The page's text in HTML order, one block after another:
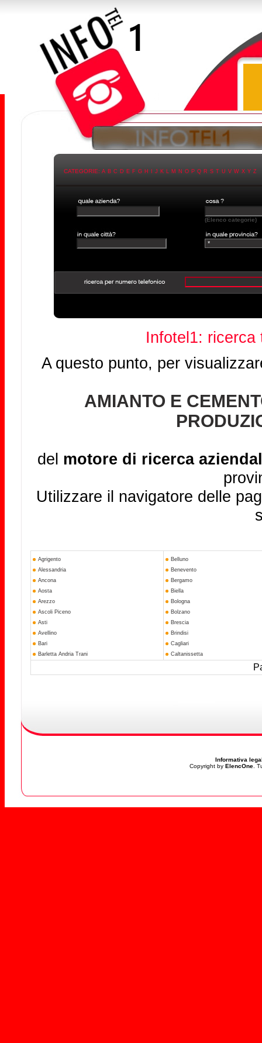
CATEGORIE: A B C D E F G H J K L M N O P Q R S T U V W X Y Z
(Elenco categorie)
Infotel1: ricerca
A questo punto, per
AMIANTO E
del motore di ricerca
Utilizzare il navigatore delle
Agrigento
Alessandria
Ancona
Aosta
Arezzo
Ascoli Piceno
Asti
Avellino
Bari
Barletta Andria Trani
Belluno
Benevento
Bergamo
Biella
Bologna
Bolzano
Brescia
Brindisi
Cagliari
Caltanissetta
Informativa
Copyright by ElencOne.